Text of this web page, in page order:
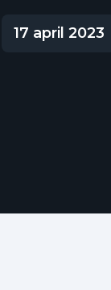
17 april 2023